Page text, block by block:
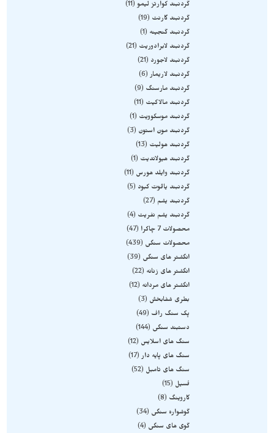
گردنبند کوارتز لیمو 11
گردنبند گارنت
19
گردنبند گنجینه
1
گردنبند لابرادوریت
21
گردنبند لاجورد
21
گردنبند لاریمار 6
گردنبند مارسنگ
9
گردنبند مالاکیت
11
گردنبند موسکوویت
1
گردنبند مون استون
3
گردنبند هولیت
13
گردنبند هیولاندیت
1
گردنبند وایلد هورس
11
گردنبند یاقوت کبود
5
گردنبند یشم
27
گردنبند یشم نفریت
4
محصولات 7 چاکرا
47
محصولات سنگی
439
انگشتر های سنگی
39
انگشتر های زنانه
22
انگشتر های مردانه
12
بطری شفابخش
3
پک سنگ راف
49
دستبند سنگی
144
سنگ های اسلایس
12
سنگ های پایه دار 17
سنگ های تامبل
52
فسیل
15
کاروینگ
8
گوشواره سنگی
34
گوی های سنگی
4